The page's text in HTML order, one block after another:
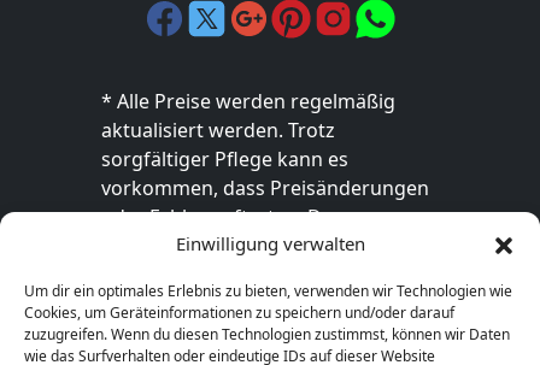
Einwilligung verwalten
Um dir ein optimales Erlebnis zu bieten, verwenden wir Technologien wie
Cookies, um Geräteinformationen zu speichern und/oder darauf
zuzugreifen. Wenn du diesen Technologien zustimmst, können wir Daten
wie das Surfverhalten oder eindeutige IDs auf dieser Website
* Alle Preise werden regelmäßig
aktualisiert werden. Trotz
sorgfältiger Pflege kann es
vorkommen, dass Preisänderungen
oder Fehler auftreten. Der
endgültige Preis sowie die
ausschließlich im jeweiligen Online-
Shop des Anbieters verbindlich. Bitte